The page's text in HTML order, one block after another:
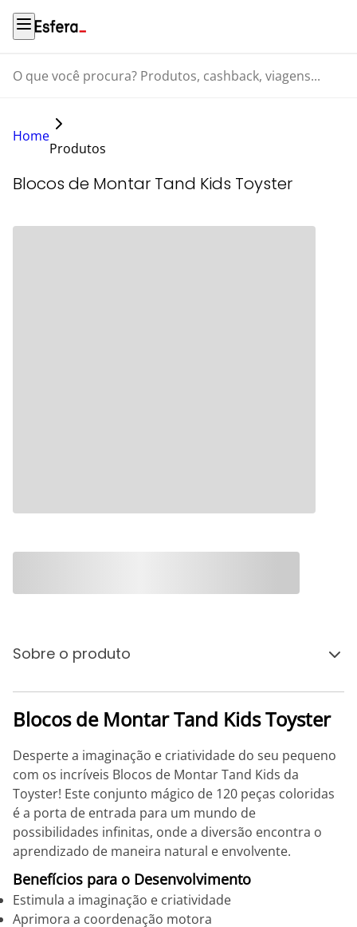
O que você procura? Produtos, cashback, viagens...
Home
Produtos
Blocos de Montar Tand Kids Toyster
Sobre o produto
Blocos de Montar Tand Kids Toyster
Desperte a imaginação e criatividade do seu pequeno
com os incríveis Blocos de Montar Tand Kids da
Toyster! Este conjunto mágico de 120 peças coloridas
é a porta de entrada para um mundo de
possibilidades infinitas, onde a diversão encontra o
aprendizado de maneira natural e envolvente.
Benefícios para o Desenvolvimento
Estimula a imaginação e criatividade
Aprimora a coordenação motora